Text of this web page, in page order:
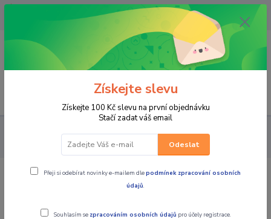
OPAVA 733537099/HLUČÍN
734541648/OLOMOUC 734593593
0,00 CZK
PRO JEZDCE HELMY INTEGRÁLNÍ
HJC integrální přilba C70
HJC integrální přilba C70 Troky
Získejte slevu
Získejte 100 Kč slevu na první objednávku
Stačí zadat váš email
Odeslat
Přeji si odebírat novinky e-mailem dlepodmínek zpracování osobních
údajů.
Souhlasím se zpracováním osobních údajů pro účely registrace.